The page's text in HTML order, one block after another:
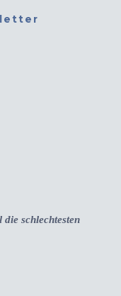
schlechtesten